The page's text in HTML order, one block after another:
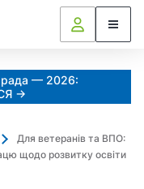
рада — 2026:
→
Для ветеранів та ВПО:
щодо розвитку освіти